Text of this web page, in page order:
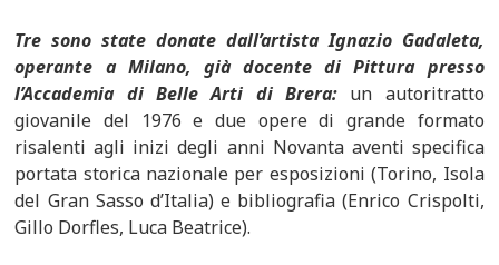
Tre sono state donate dall’artista Ignazio Gadaleta,
operante a Milano, già docente di Pittura presso
l’Accademia di Belle Arti di Brera: un autoritratto
giovanile del 1976 e due opere di grande formato
risalenti agli inizi degli anni Novanta aventi specifica
portata storica nazionale per esposizioni (Torino, Isola
del Gran Sasso d’Italia) e bibliografia (Enrico Crispolti,
Gillo Dorfles, Luca Beatrice).